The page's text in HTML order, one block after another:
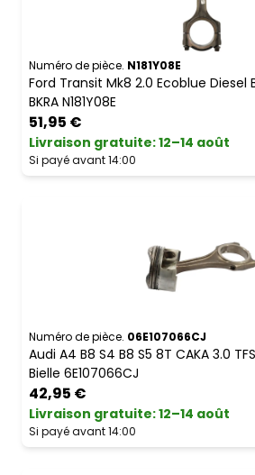
Numéro de pièce. N181Y08E
Ford Transit Mk8 2.0 Ecoblue Diesel
BKRA N181Y08E
51,95 €
Livraison gratuite:12–14 août
Si payé avant 14:00
Numéro de pièce. 06E107066CJ
Audi A4 B8 S4 B8 S5 8T CAKA 3.0
Bielle 6E107066CJ
42,95 €
Livraison gratuite:12–14 août
Si payé avant 14:00